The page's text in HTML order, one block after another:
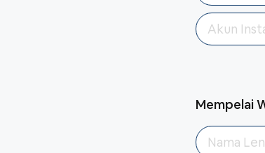
Mempelai